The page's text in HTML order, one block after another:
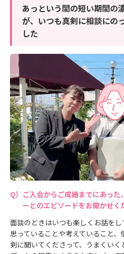
あっという間の短い期間の
が、いつも真剣に相談にの
した
ご入会からご成婚までにあっ
ーとのエピソードをお聞かせく
面談のときはいつも楽しくお話を
思っていることや考えていること
剣に聞いてくださって、うまくい